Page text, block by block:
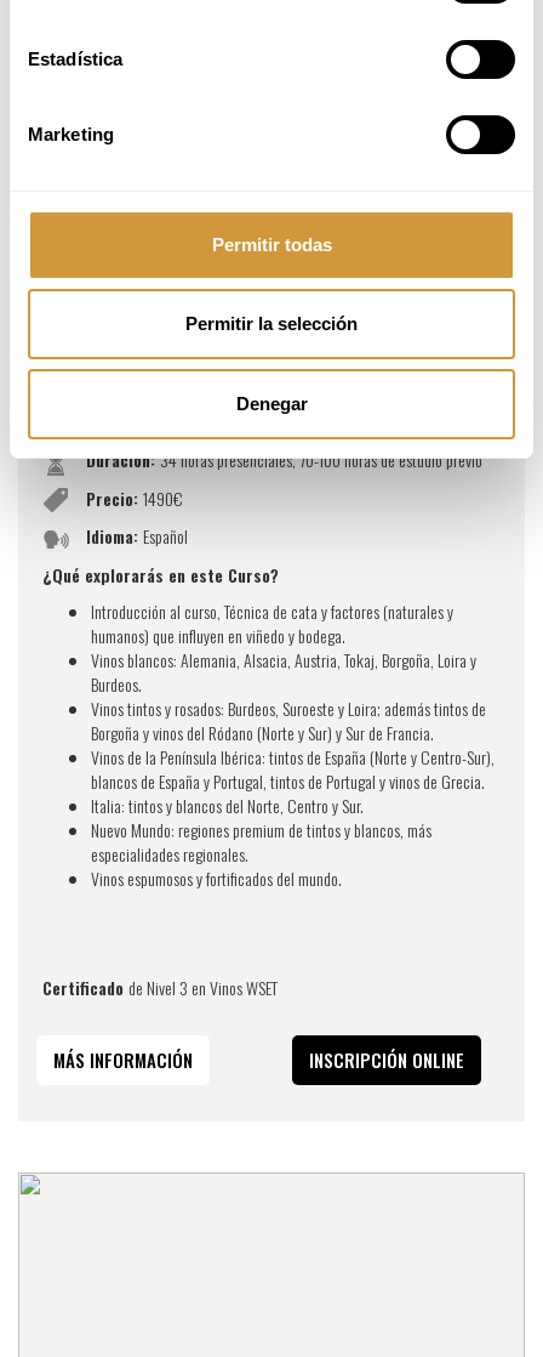
Estadística
Marketing
Permitir todas
Permitir la selección
Denegar
WSET NIVEL 3 - CONSOLIDA TU
EXPERIENCIA EN EL VINO
8:30h - 16:30h (CEST) / Sábado: 9:00h - 13:00h.
Duración:34 horas presenciales, 70-100 horas de estudio previo
Precio: 1490€
Idioma: Español
¿Qué explorarás en este Curso?
Introducción al curso, Técnica de cata y factores (naturales y
humanos) que influyen en viñedo y bodega.
Vinos blancos: Alemania, Alsacia, Austria, Tokaj, Borgoña, Loira y
Burdeos.
Vinos tintos y rosados: Burdeos, Suroeste y Loira; además tintos de
Borgoña y vinos del Ródano (Norte y Sur) y Sur de Francia.
Vinos de la Península Ibérica: tintos de España (Norte y Centro-Sur),
blancos de España y Portugal, tintos de Portugal y vinos de Grecia.
Italia: tintos y blancos del Norte, Centro y Sur.
Nuevo Mundo: regiones premium de tintos y blancos, más
especialidades regionales.
Vinos espumosos y fortificados del mundo.
Certificado de Nivel 3 en Vinos WSET
MÁS INFORMACIÓN INSCRIPCIÓN ONLINE